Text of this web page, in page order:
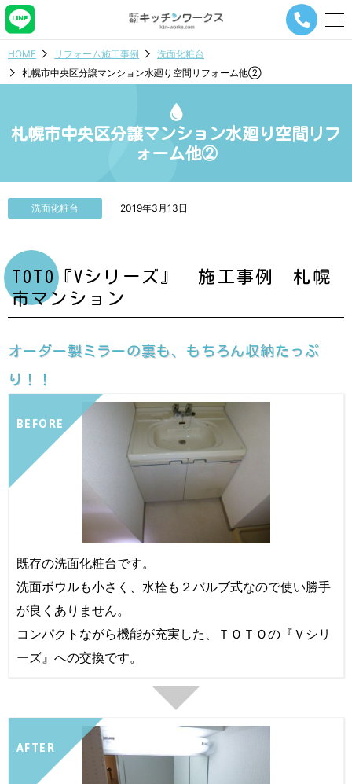
メ
ナ
ー
シ
ボ
HOME リフォーム施工事例
洗面化粧台
札幌市中央区分譲マンション水廻り空間リフォーム他②
札幌市中央区分譲マンション水廻り空間リフ
ォーム他②
洗面化粧台 2019年3月13日
TOTO『Vシリーズ』 施工事例 札幌
市マンション
オーダー製ミラーの裏も、もちろん収納たっぷ
り！！
BEFORE
既存の洗面化粧台です。
洗面ボウルも小さく、水栓も２バルブ式なので使い勝手
が良くありません。
コンパクトながら機能が充実した、ＴＯＴＯの『Ｖシリ
ーズ』への交換です。
AFTER